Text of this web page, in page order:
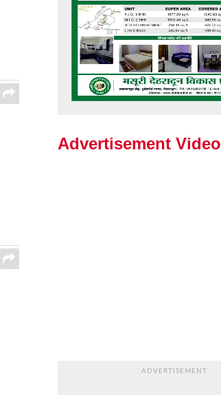
Advertisement Video
ADVERTISEMENT